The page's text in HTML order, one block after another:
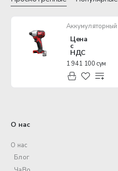
Цена
с
НДС
1 941 100 сум
О нас
О нас
Блог